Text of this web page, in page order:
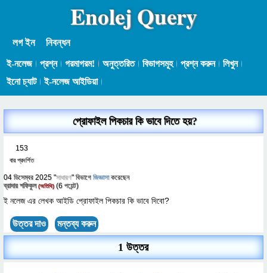
Enolej Query
লগ ইন নিবন্ধন
ই-নলেজ প্রশ্ন গরমাগরম! অনুত্তরিত বিভাগসমূহ প্রশ্ন করুন
লিখুন
ইনো চ্যাট
ই-নলেজ আইডিয়া
প্রোফাইল পিকচার কি ভাবে দিতে হয়?
153
বার প্রদর্শিত
04 ডিসেম্বর 2025 "সাধারণ" বিভাগে জিজ্ঞাসাকরেছেন
ব্রাদার শফিকুল (অতিথি) (6 পয়েন্ট)
ই নলেজ এর লেখক আইডি প্রোফাইল পিকচার কি ভাবে দিবো?
1 উত্তর